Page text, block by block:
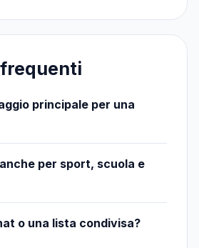
principale per una
per sport, scuola e
o una lista condivisa?